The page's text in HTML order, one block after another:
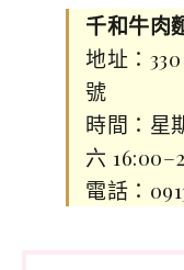
千和牛肉
地址：
號
時間：星
六
電話：